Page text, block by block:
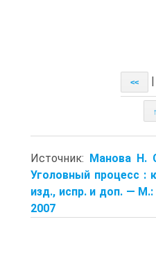
<<
↑
Источник: Манова Н.
Уголовный процесс :
изд., испр. и доп. —
2007